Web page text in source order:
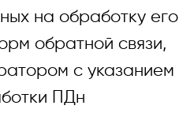
на обработку его
обратной связи,
с указанием
ПДн